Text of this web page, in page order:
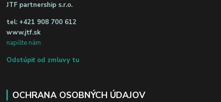
JTF partnership s.r.o.
tel: +421 908 700 612
www.jtf.sk
napíšte nám
Odstúpiť od zmluvy tu
OCHRANA OSOBNÝCH ÚDAJOV